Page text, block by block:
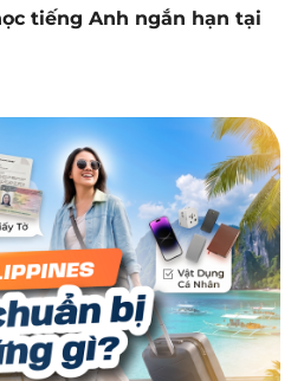
tiếng Anh ngắn hạn tại